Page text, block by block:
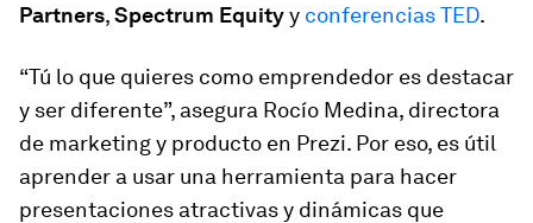
Partners,Spectrum Equityy conferencias TED.
“Tú lo que quieres como emprendedor es destacar
y ser diferente”, asegura Rocío Medina, directora
de marketing y producto en Prezi. Por eso, es útil
aprender a usar una herramienta para hacer
presentaciones atractivas y dinámicas que